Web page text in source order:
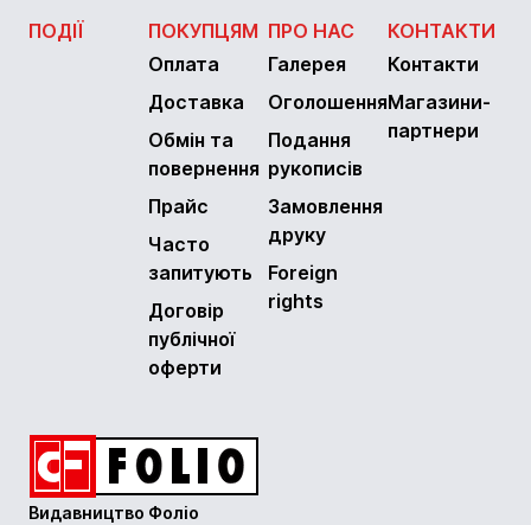
ПОДІЇ
ПОКУПЦЯМ
Оплата
Доставка
Обмін та
повернення
Прайс
Часто
запитують
Договір
публічної
оферти
ПРО НАС
Галерея
Оголошення
Подання
рукописів
Замовлення
друку
Foreign
rights
КОНТАКТИ
Контакти
Магазини-
партнери
Видавництво Фоліо